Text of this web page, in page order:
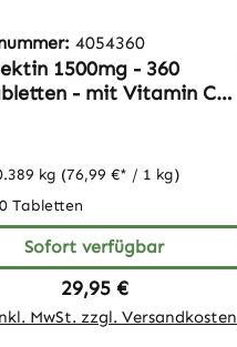
4054360
1500mg - 360
- mit Vitamin C
kg (76,99 €* / 1 kg)
Tabletten
Sofort verfügbar
Regulärer Preis:
29,95 €
MwSt. zzgl. Versandkosten